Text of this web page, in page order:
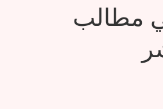
مطالب